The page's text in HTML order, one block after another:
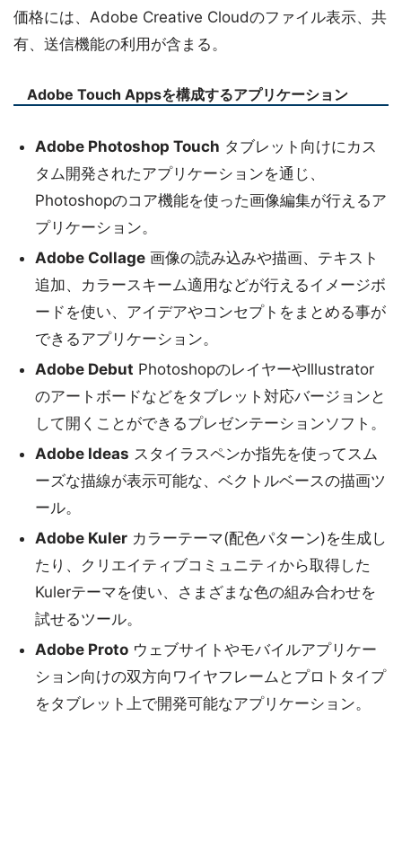
価格には、Adobe Creative Cloudのファイル表示、共
有、送信機能の利用が含まる。
Adobe Touch Appsを構成するアプリケーション
Adobe Photoshop Touch タブレット向けにカス
タム開発されたアプリケーションを通じ、
Photoshopのコア機能を使った画像編集が行えるア
プリケーション。
Adobe Collage画像の読み込みや描画、テキスト
追加、カラースキーム適用などが行えるイメージボ
ードを使い、アイデアやコンセプトをまとめる事が
できるアプリケーション。
Adobe Debut PhotoshopのレイヤーやIllustrator
のアートボードなどをタブレット対応バージョンと
して開くことができるプレゼンテーションソフト。
Adobe Ideas スタイラスペンか指先を使ってスム
ーズな描線が表示可能な、ベクトルベースの描画ツ
ール。
Adobe Kulerカラーテーマ(配色パターン)を生成し
たり、クリエイティブコミュニティから取得した
Kulerテーマを使い、さまざまな色の組み合わせを
試せるツール。
Adobe Protoウェブサイトやモバイルアプリケー
ション向けの双方向ワイヤフレームとプロトタイプ
をタブレット上で開発可能なアプリケーション。